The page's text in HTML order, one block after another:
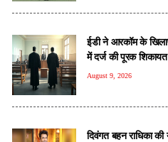
ईडी ने आरकॉम के
में दर्ज की पूरक शिकायत
August 9, 2026
दिवंगत बहन राधिका